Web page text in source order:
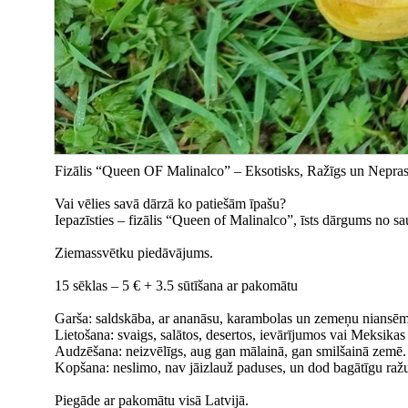
Fizālis “Queen OF Malinalco” – Eksotisks, Ražīgs un
Vai vēlies savā dārzā ko patiešām īpašu?
Iepazīsties – fizālis “Queen of Malinalco”, īsts dārgums no
Ziemassvētku piedāvājums.
15 sēklas – 5 € + 3.5 sūtīšana ar pakomātu
Garša: saldskāba, ar ananāsu, karambolas un zemeņu
Lietošana: svaigs, salātos, desertos, ievārījumos vai
Audzēšana: neizvēlīgs, aug gan mālainā, gan smilšainā
Kopšana: neslimo, nav jāizlauž paduses, un dod bagātīgu
Piegāde ar pakomātu visā Latvijā.